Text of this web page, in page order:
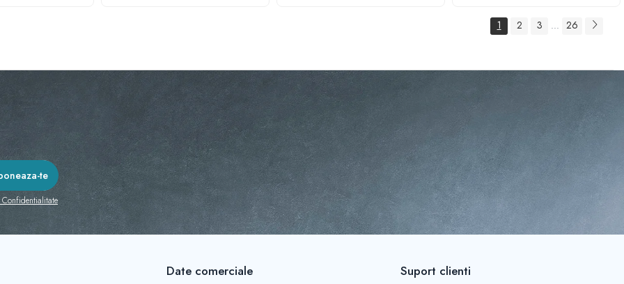
1 2 3 ... 26
Date comerciale Suport clienti